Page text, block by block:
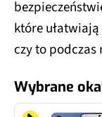
które
czy to podczas
Wybrane